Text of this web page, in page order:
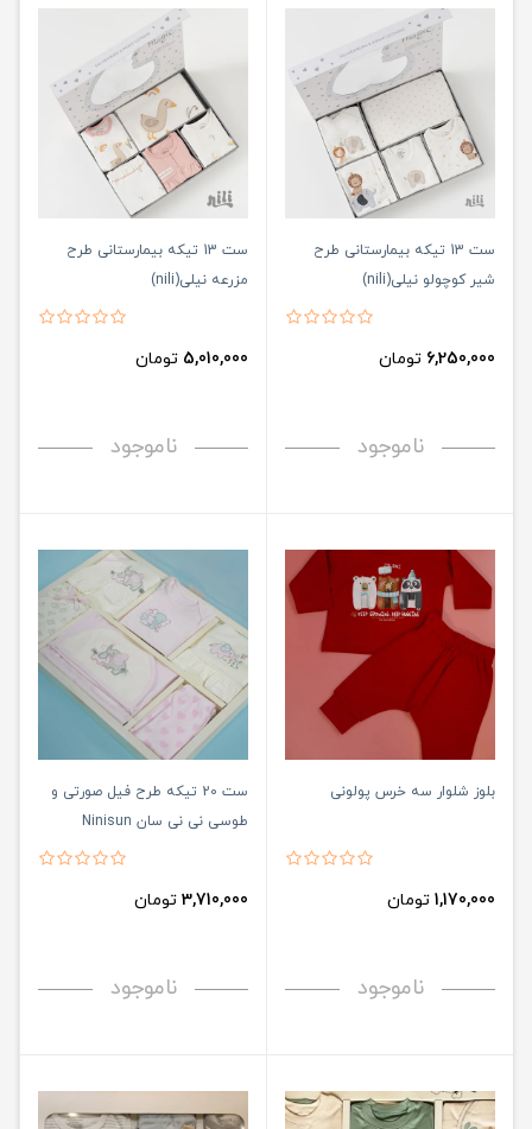
ست 13 تیکه بیمارستانی طرح
شیر کوچولو نیلی(nili)
6,250,000 تومان
ناموجود
ست 13 تیکه بیمارستانی طرح
مزرعه نیلی(nili)
5,010,000 تومان
ناموجود
بلوز شلوار سه خرس پولونی
1,170,000 تومان
ناموجود
ست 20 تیکه طرح فیل صورتی و
طوسی نی نی سان Ninisun
3,710,000 تومان
ناموجود